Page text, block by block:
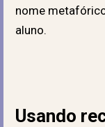
nome
aluno.
Usando